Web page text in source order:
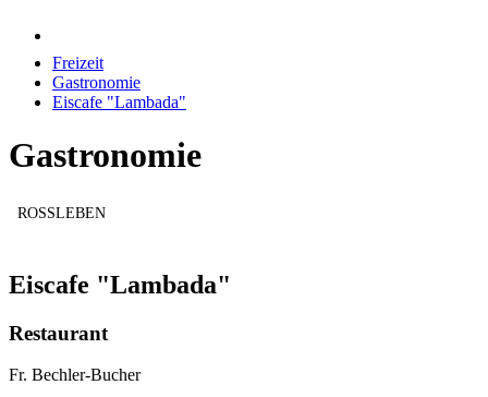
Freizeit
Gastronomie
Eiscafe "Lambada"
Gastronomie
ROSSLEBEN
Eiscafe "Lambada"
Restaurant
Fr. Bechler-Bucher